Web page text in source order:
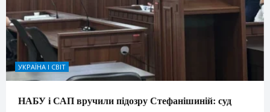
УКРАЇНА І СВІТ
НАБУ і САП вручили підозру Стефанішиній: суд